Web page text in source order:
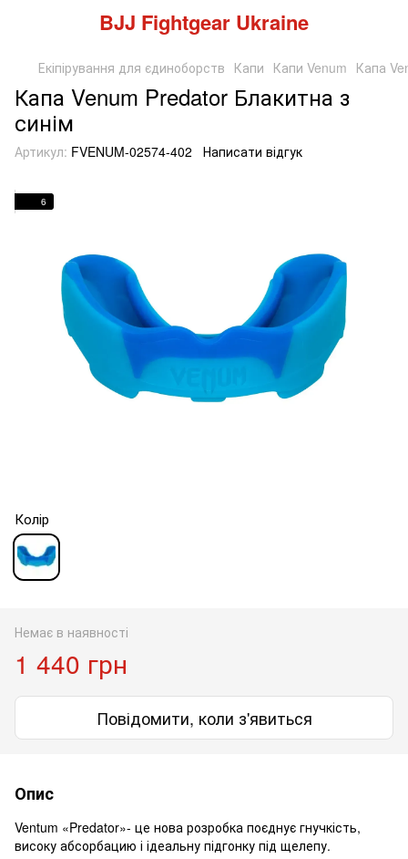
BJJ Fightgear Ukraine
Екіпірування для єдиноборств Капи Капи Venum Капа
Капа Venum Predator Блакитна з
синім
Артикул: FVENUM-02574-402 Написати відгук
6
Колір
Немає в наявності
1 440 грн
Повідомити, коли з'явиться
Опис
Ventum «Predator»- це нова розробка поєднує гнучкість,
високу абсорбацию і ідеальну підгонку під щелепу.